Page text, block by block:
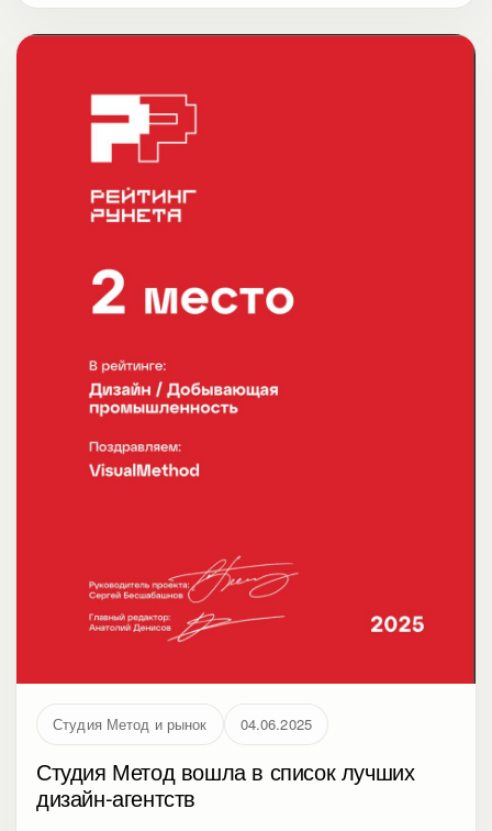
году конкурс объединил 119 компаний из
телекоммуникаций, электроэнергетики,
металлургии, транспорта, потребительского
сектора, лесной, нефтегазовой и химической
организации (+64% к 2024 году), в том числе
новые непубличные компании из Сектора роста
индекс МосБиржи, 56 — в широкий индекс, а
бумаги восьми компаний вошли в топ-10 самых
усилить коммуникацию через отчетность и сделать
материал полезным для инвесторов и
Студия Метод и рынок 04.06.2025
Студия Метод вошла в список лучших
дизайн-агентств